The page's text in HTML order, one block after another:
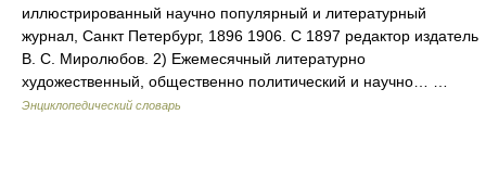
иллюстрированный научно популярный и литературный
журнал, Cанкт Петербург, 1896 1906. С 1897 редактор издатель
В. С. Миролюбов. 2) Ежемесячный литературно
художественный, общественно политический и научно… …
Энциклопедический словарь